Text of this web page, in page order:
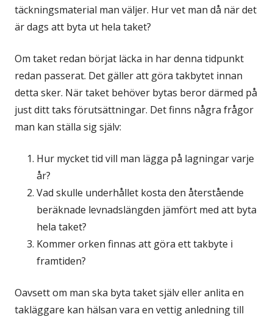
täckningsmaterial man väljer. Hur vet man då när det
är dags att byta ut hela taket?
Om taket redan börjat läcka in har denna tidpunkt
redan passerat. Det gäller att göra takbytet innan
detta sker. När taket behöver bytas beror därmed på
just ditt taks förutsättningar. Det finns några frågor
man kan ställa sig själv:
Hur mycket tid vill man lägga på lagningar varje
år?
Vad skulle underhållet kosta den återstående
beräknade levnadslängden jämfört med att byta
hela taket?
Kommer orken finnas att göra ett takbyte i
framtiden?
Oavsett om man ska byta taket själv eller anlita en
takläggare kan hälsan vara en vettig anledning till